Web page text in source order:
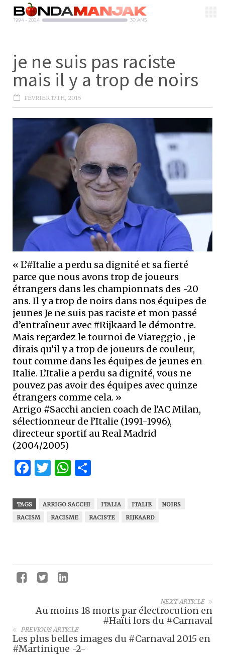
je ne suis pas raciste
mais il y a trop de noirs
FÉVRIER 17TH, 2015
« L’#Italie a perdu sa dignité et sa fierté
parce que nous avons trop de joueurs
étrangers dans les championnats des -20
ans. Il y a trop de noirs dans nos équipes de
jeunes Je ne suis pas raciste et mon passé
d’entraîneur avec #Rijkaard le démontre.
Mais regardez le tournoi de Viareggio , je
dirais qu’il y a trop de joueurs de couleur,
tout comme dans les équipes de jeunes en
Italie. L’Italie a perdu sa dignité, vous ne
pouvez pas avoir des équipes avec quinze
étrangers comme cela. »
Arrigo #Sacchi ancien coach de l’AC Milan,
sélectionneur de l’Italie (1991-1996),
directeur sportif au Real Madrid
(2004/2005)
Facebook
Twitter
WhatsApp
TAGS ARRIGO SACCHI ITALIA ITALIE
NOIRS
RACISM
RACISME RACISTE RIJKAARD
NEXT ARTICLE
Au moins 18 morts par électrocution en
#Haïti lors du #Carnaval
PREVIOUS ARTICLE
Les plus belles images du #Carnaval 2015 en
#Martinique -2-